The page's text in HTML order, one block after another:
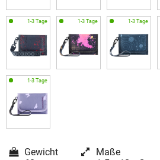
Gewicht
Maße